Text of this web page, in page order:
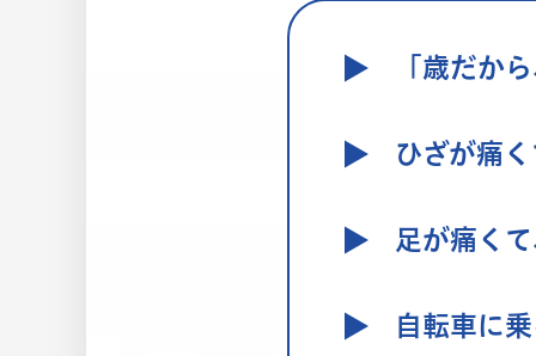
「歳だか
ひざが痛
足が痛く
自転車に